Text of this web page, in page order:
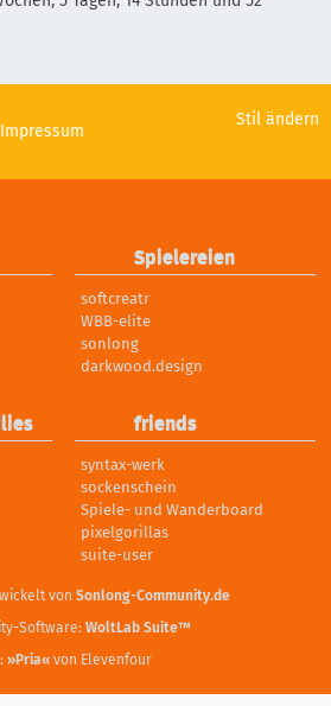
Stil ändern
Impressum
Spielereien
softcreatr
WBB-elite
sonlong
darkwood.design
friends
syntax-werk
sockenschein
Spiele- und Wanderboard
pixelgorillas
suite-user
von Sonlong-Community.de
Software: WoltLab Suite™
»Pria« von Elevenfour